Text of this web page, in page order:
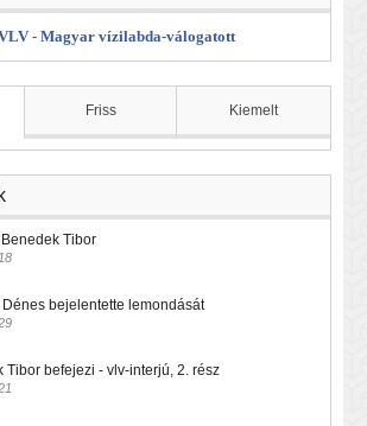
- Magyar vízilabda-válogatott
Friss Kiemelt
Tibor
Dénes bejelentette lemondását
Tibor befejezi - vlv-interjú, 2. rész